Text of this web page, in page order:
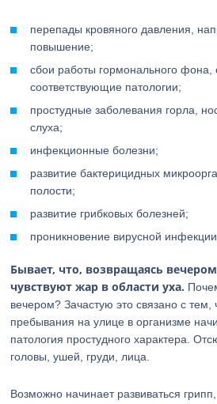
перепады кровяного давления,
повышение;
сбои работы гормонального фона,
соответствующие патологии;
простудные заболевания горла,
слуха;
инфекционные болезни;
развитие бактерицидных
полости;
развитие грибковых болезней;
проникновение вирусной
Бывает, что, возвращаясь
чувствуют жар в области уха.
вечером? Зачастую это связано с тем,
пребывания на улице в организме
патология простудного характера.
головы, ушей, груди, лица.
Возможно начинает развиваться грипп,